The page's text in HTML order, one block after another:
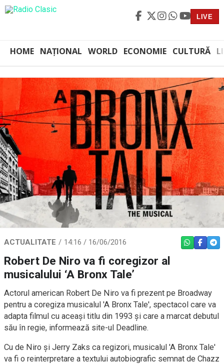
LIVE
HOME NAȚIONAL WORLD ECONOMIE CULTURĂ
ACTUALITATE 14:16 / 16/06/2016 WHATSAPP
Robert De Niro va fi coregizor al
musicalului ‘A Bronx Tale’
Actorul american Robert De Niro va fi prezent pe Broadway
pentru a coregiza musicalul 'A Bronx Tale', spectacol care va
adapta filmul cu aceași titlu din 1993 și care a marcat debutul
său în regie, informează site-ul Deadline.
Cu de Niro și Jerry Zaks ca regizori, musicalul 'A Bronx Tale'
va fi o reinterpretare a textului autobiografic semnat de Chazz